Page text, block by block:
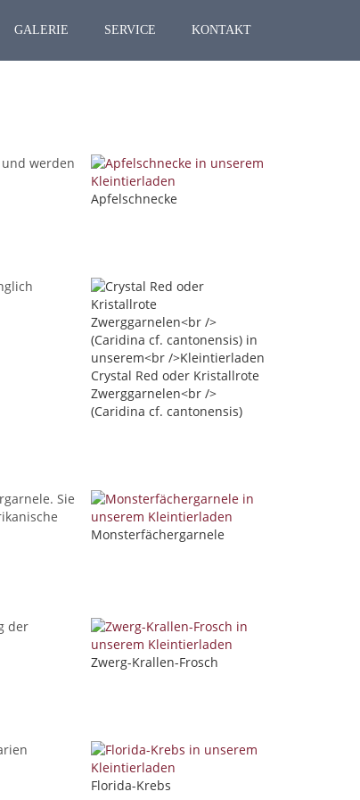
GALERIE SERVICE KONTAKT
Apfelschnecke
werden
Crystal Red oder Kristallrote
Zwerggarnelen<br />
(Caridina cf. cantonensis)
Monsterfächergarnele
Sie
Zwerg-Krallen-Frosch
der
Florida-Krebs